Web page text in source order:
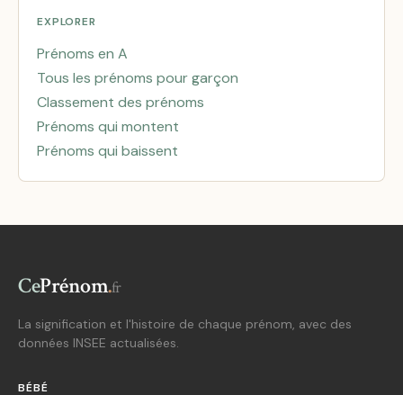
EXPLORER
Prénoms en A
Tous les prénoms pour garçon
Classement des prénoms
Prénoms qui montent
Prénoms qui baissent
CePrénom.fr
La signification et l'histoire de chaque prénom, avec des
données INSEE actualisées.
BÉBÉ